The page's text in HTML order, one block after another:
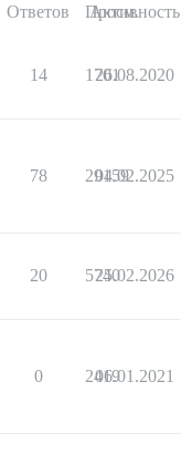
Ответов Просм.
Активность
14 1701
26.08.2020
78 29159
04.02.2025
20 5740
25.02.2026
0 2419
06.01.2021